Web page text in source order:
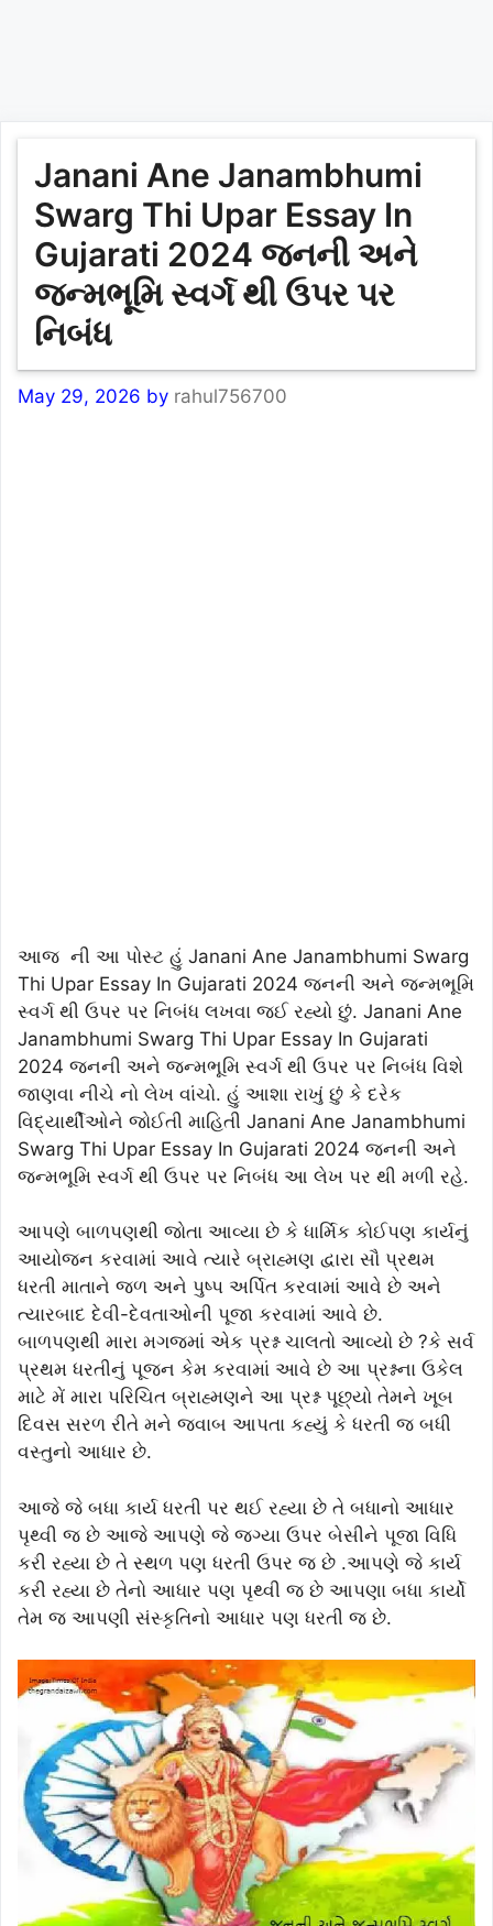
Janani Ane Janambhumi
Swarg Thi Upar Essay In
Gujarati 2024 જનની અને
જન્મભૂમિ સ્વર્ગ થી ઉપર પર
નિબંધ
May 29, 2026 by rahul756700
આજ ની આ પોસ્ટ હું Janani Ane Janambhumi Swarg
Thi Upar Essay In Gujarati 2024 જનની અને જન્મભૂમિ
સ્વર્ગ થી ઉપર પર નિબંધ લખવા જઈ રહ્યો છું. Janani Ane
Janambhumi Swarg Thi Upar Essay In Gujarati
2024 જનની અને જન્મભૂમિ સ્વર્ગ થી ઉપર પર નિબંધ વિશે
જાણવા નીચે નો લેખ વાંચો. હું આશા રાખું છું કે દરેક
વિદ્યાર્થીઓને જોઈતી માહિતી Janani Ane Janambhumi
Swarg Thi Upar Essay In Gujarati 2024 જનની અને
જન્મભૂમિ સ્વર્ગ થી ઉપર પર નિબંધ આ લેખ પર થી મળી રહે.
આપણે બાળપણથી જોતા આવ્યા છે કે ધાર્મિક કોઈપણ કાર્યનું
આયોજન કરવામાં આવે ત્યારે બ્રાહ્મણ દ્વારા સૌ પ્રથમ
ધરતી માતાને જળ અને પુષ્પ અર્પિત કરવામાં આવે છે અને
ત્યારબાદ દેવી-દેવતાઓની પૂજા કરવામાં આવે છે.
બાળપણથી મારા મગજમાં એક પ્રશ્ન ચાલતો આવ્યો છે ?કે સર્વ
પ્રથમ ધરતીનું પૂજન કેમ કરવામાં આવે છે આ પ્રશ્નના ઉકેલ
માટે મેં મારા પરિચિત બ્રાહ્મણને આ પ્રશ્ન પૂછ્યો તેમને ખૂબ
દિવસ સરળ રીતે મને જવાબ આપતા કહ્યું કે ધરતી જ બધી
વસ્તુનો આધાર છે.
આજે જે બધા કાર્ય ધરતી પર થઈ રહ્યા છે તે બધાનો આધાર
પૃથ્વી જ છે આજે આપણે જે જગ્યા ઉપર બેસીને પૂજા વિધિ
કરી રહ્યા છે તે સ્થળ પણ ધરતી ઉપર જ છે .આપણે જે કાર્ય
કરી રહ્યા છે તેનો આધાર પણ પૃથ્વી જ છે આપણા બધા કાર્યો
તેમ જ આપણી સંસ્કૃતિનો આધાર પણ ધરતી જ છે.